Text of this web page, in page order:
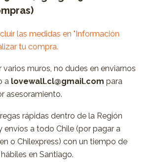
las medidas en "Información
tu compra.
varios muros, no dudes en enviarnos
a lovewall.cl@gmail.com para
asesoramiento.
rápidas dentro de la Región
envíos a todo Chile (por pagar a
o Chilexpress) con un tiempo de
en Santiago.